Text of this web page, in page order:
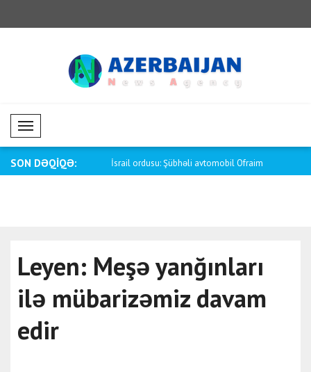
Mobil Menü
SON DƏQİQƏ:
İşlər Nazirliyi: Rusiyanı.. İsrail ordusu: Şübhəli avtomobil Ofraim
Leyen: Meşə yanğınları
ilə mübarizəmiz davam
edir